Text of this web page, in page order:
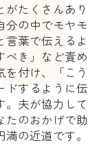
たくさんあり
分の中でモヤモ
葉で伝えるよ
べき」など責め
付け、「こう
ドするように伝
。夫が協力して
たのおかげで助
の近道です。